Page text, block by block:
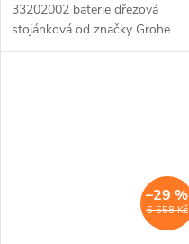
33202002 baterie dřezová
stojánková od značky Grohe.
Série: Eurosmart. Typ baterie:
6 558 Kč
–29 %